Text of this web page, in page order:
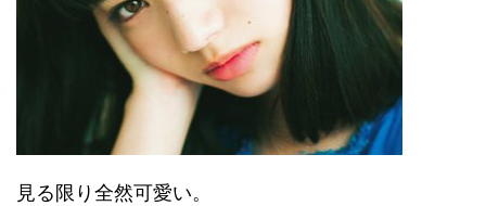
見る限り全然可愛い。